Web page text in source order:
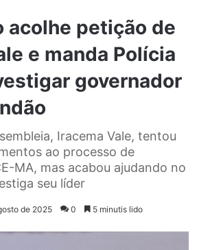
acolhe petição de
e manda Polícia
governador
Iracema Vale, tentou
ao processo de
MA, mas acabou ajudando no
seu líder
de 2025 0 5 minutis lido